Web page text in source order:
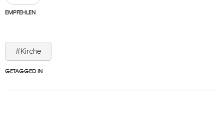
EMPFEHLEN
#Kirche
GETAGGED IN